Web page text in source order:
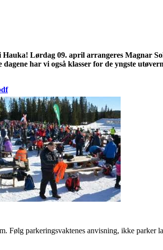
Lørdag 09. april arrangeres Magnar
har vi også klasser for de yngste
Følg parkeringsvaktenes anvisning, ikke parker